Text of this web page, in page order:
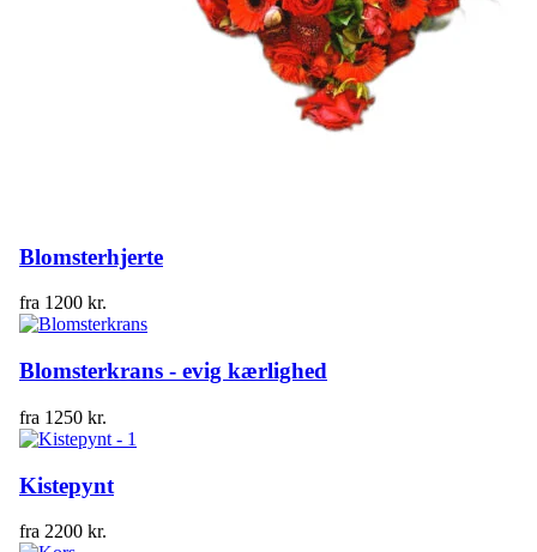
Blomsterhjerte
fra 1200 kr.
Blomsterkrans - evig kærlighed
fra 1250 kr.
Kistepynt
fra 2200 kr.